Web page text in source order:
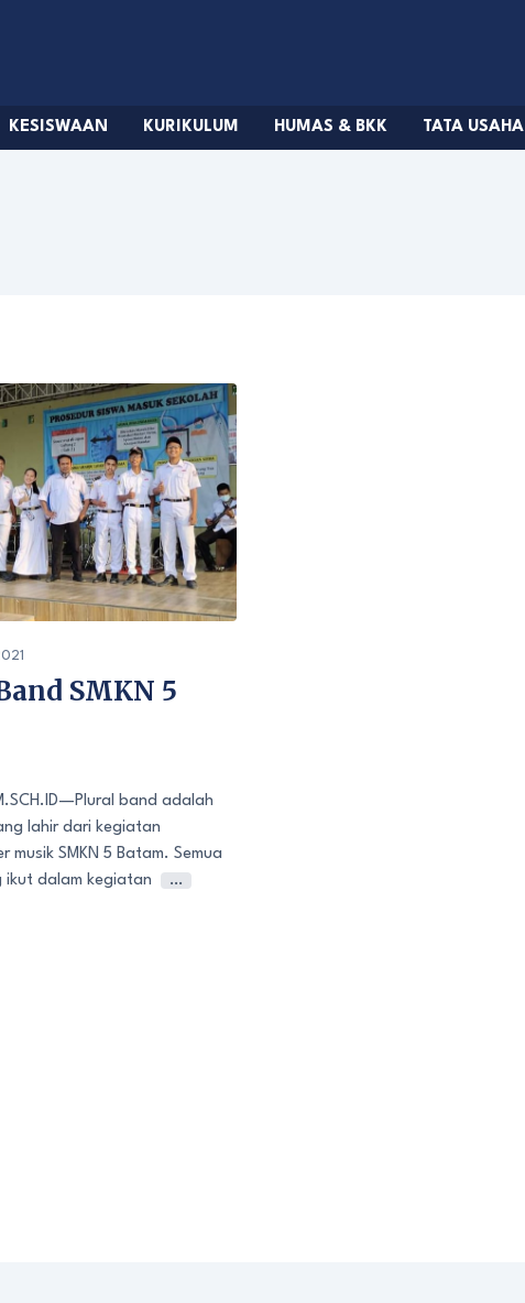
KESISWAAN KURIKULUM HUMAS & BKK TATA USAHA
SMKN 5
band adalah
lahir dari kegiatan
musik SMKN 5 Batam. Semua
ikut dalam kegiatan
…